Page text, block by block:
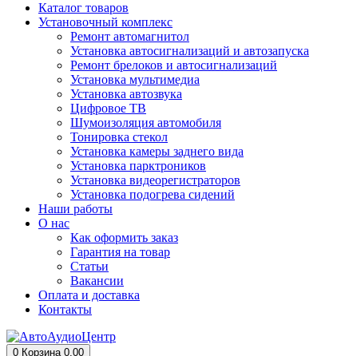
Каталог товаров
Установочный комплекс
Ремонт автомагнитол
Установка автосигнализаций и автозапуска
Ремонт брелоков и автосигнализаций
Установка мультимедиа
Установка автозвука
Цифровое ТВ
Шумоизоляция автомобиля
Тонировка стекол
Установка камеры заднего вида
Установка парктроников
Установка видеорегистраторов
Установка подогрева сидений
Наши работы
О нас
Как оформить заказ
Гарантия на товар
Статьи
Вакансии
Оплата и доставка
Контакты
0 Корзина 0.00